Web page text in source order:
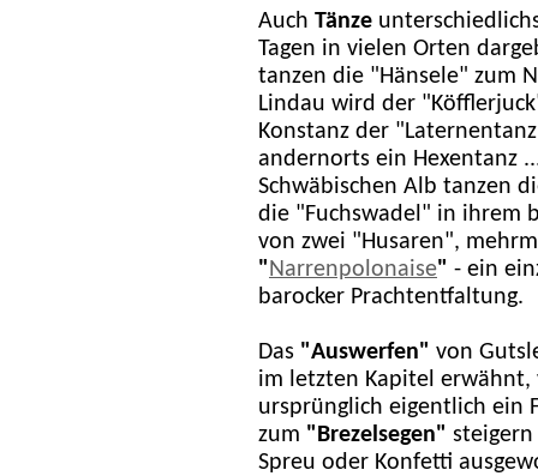
Auch Tänze
Tagen in vielen Orten
tanzen die "Hänsele" zum
Lindau wird der
Konstanz der
andernorts ein Hexentanz
Schwäbischen Alb tanzen
die "Fuchswadel" in ihrem
von zwei "Husaren",
" Narrenpolonaise" - ein
barocker Prachtentfaltung.
Das "Auswerfen" von
im letzten Kapitel erwähnt,
ursprünglich eigentlich ein
zum "Brezelsegen" steigern
Spreu oder Konfetti